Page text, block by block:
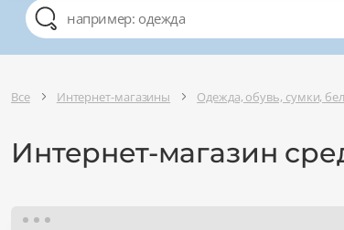
Все Интернет-магазины Одежда, обувь, сумки,
Интернет-магазин